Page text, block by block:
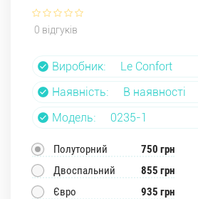
0 відгуків
Виробник:
Le Confort
Наявність:
В наявності
Модель:
0235-1
Полуторний
750 грн
Двоспальний
855 грн
Євро
935 грн